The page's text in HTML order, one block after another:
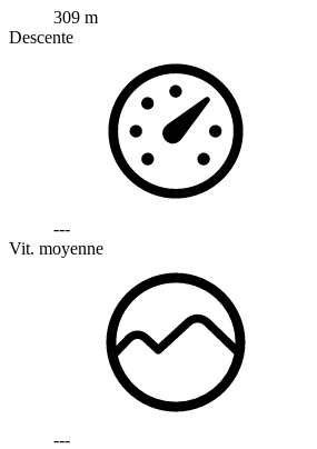
309 m
Descente
---
Vit. moyenne
---